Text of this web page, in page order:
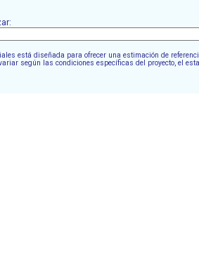
está diseñada para ofrecer una estimación de
según las condiciones específicas del proyecto, el